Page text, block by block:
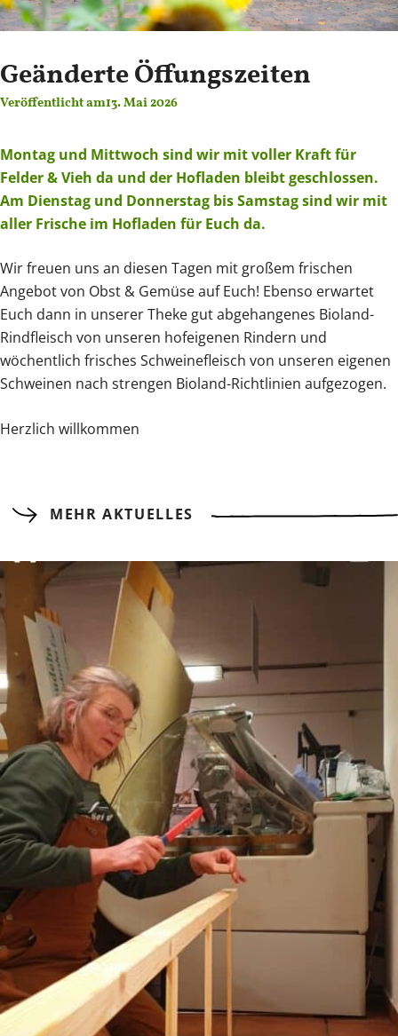
Geänderte Öffungszeiten
Veröffentlicht am13. Mai 2026
Montag und Mittwoch sind wir mit voller Kraft für
Felder & Vieh da und der Hofladen bleibt geschlossen.
Am Dienstag und Donnerstag bis Samstag sind wir mit
aller Frische im Hofladen für Euch da.
Wir freuen uns an diesen Tagen mit großem frischen
Angebot von Obst & Gemüse auf Euch! Ebenso erwartet
Euch dann in unserer Theke gut abgehangenes Bioland-
Rindfleisch von unseren hofeigenen Rindern und
wöchentlich frisches Schweinefleisch von unseren eigenen
Schweinen nach strengen Bioland-Richtlinien aufgezogen.
Herzlich willkommen
MEHR AKTUELLES